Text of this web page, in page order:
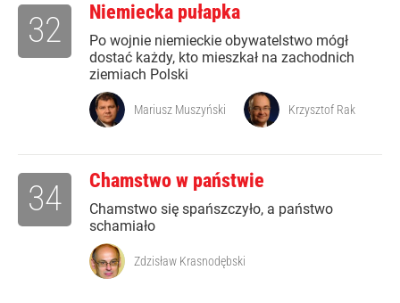
Niemiecka pułapka
Po wojnie niemieckie obywatelstwo mógł
dostać każdy, kto mieszkał na zachodnich
ziemiach Polski
32
Mariusz Muszyński Krzysztof Rak
Chamstwo w państwie
Chamstwo się spańszczyło, a państwo
schamiało
34
Zdzisław Krasnodębski